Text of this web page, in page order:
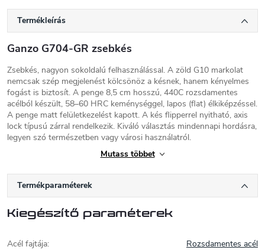
Termékleírás
Ganzo G704-GR zsebkés
Zsebkés, nagyon sokoldalú felhasználással. A zöld G10 markolat
nemcsak szép megjelenést kölcsönöz a késnek, hanem kényelmes
fogást is biztosít. A penge 8,5 cm hosszú, 440C rozsdamentes
acélból készült, 58–60 HRC keménységgel, lapos (flat) élkiképzéssel.
A penge matt felületkezelést kapott. A kés flipperrel nyitható, axis
lock típusú zárral rendelkezik. Kiváló választás mindennapi hordásra,
legyen szó természetben vagy városi használatról.
Kések és élezőkészletek modern kínai
gyártója, mintegy 20 éves
felülmúlhatatlan minőség/ár arányt
Mutass többet
Termékparaméterek
Kiegészítő paraméterek
Acél fajtája:
Rozsdamentes acél